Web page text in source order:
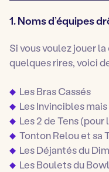
1. Noms d’équipes
Si vous voulez jouer
quelques rires, voici
Les Bras Cassés
Les Invincibles
Les 2 de Tens
Tonton Relou et sa
Les Déjantés du
Les Boulets du